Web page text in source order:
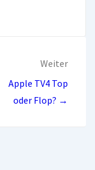
Weiter
Apple TV4 Top
oder Flop? →